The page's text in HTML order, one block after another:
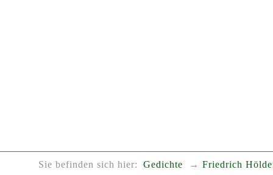
Sie befinden sich hier: Gedichte Friedrich